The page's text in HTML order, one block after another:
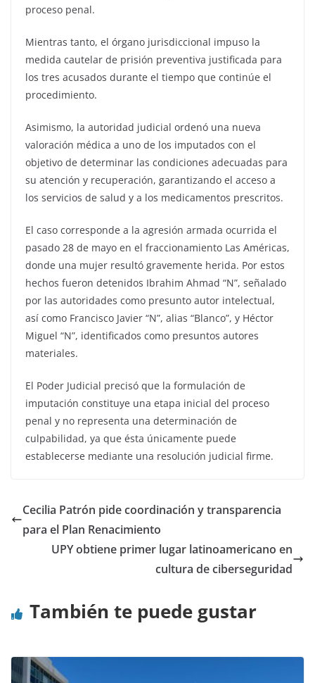
proceso penal.
Mientras tanto, el órgano jurisdiccional impuso la
medida cautelar de prisión preventiva justificada para
los tres acusados durante el tiempo que continúe el
procedimiento.
Asimismo, la autoridad judicial ordenó una nueva
valoración médica a uno de los imputados con el
objetivo de determinar las condiciones adecuadas para
su atención y recuperación, garantizando el acceso a
los servicios de salud y a los medicamentos prescritos.
El caso corresponde a la agresión armada ocurrida el
pasado 28 de mayo en el fraccionamiento Las Américas,
donde una mujer resultó gravemente herida. Por estos
hechos fueron detenidos Ibrahim Ahmad “N”, señalado
por las autoridades como presunto autor intelectual,
así como Francisco Javier “N”, alias “Blanco”, y Héctor
Miguel “N”, identificados como presuntos autores
materiales.
El Poder Judicial precisó que la formulación de
imputación constituye una etapa inicial del proceso
penal y no representa una determinación de
culpabilidad, ya que ésta únicamente puede
establecerse mediante una resolución judicial firme.
Cecilia Patrón pide coordinación y transparencia
para el Plan Renacimiento
UPY obtiene primer lugar latinoamericano en
cultura de ciberseguridad
También te puede gustar